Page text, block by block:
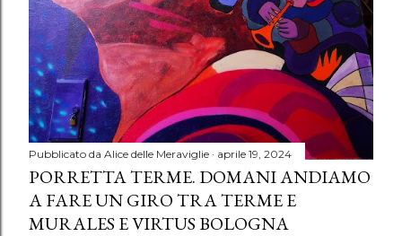
Pubblicato da Alice delle Meraviglie aprile 19, 2024
PORRETTA TERME. DOMANI ANDIAMO
A FARE UN GIRO TRA TERME E
MURALES E VIRTUS BOLOGNA